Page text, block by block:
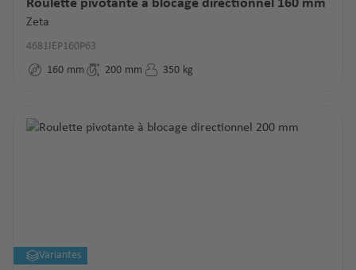
Roulette pivotante à blocage directionnel 160 mm
Zeta
4681IEP160P63
160 mm 200 mm 350 kg
Variantes